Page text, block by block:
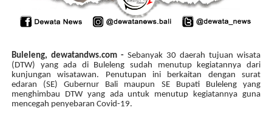
Buleleng, dewatandws.com -Sebanyak 30 daerah tujuan wisata
(DTW) yang ada di Buleleng sudah menutup kegiatannya dari
kunjungan wisatawan. Penutupan ini berkaitan dengan surat
edaran (SE) Gubernur Bali maupun SE Bupati Buleleng yang
menghimbau DTW yang ada untuk menutup kegiatannya guna
mencegah penyebaran Covid-19.